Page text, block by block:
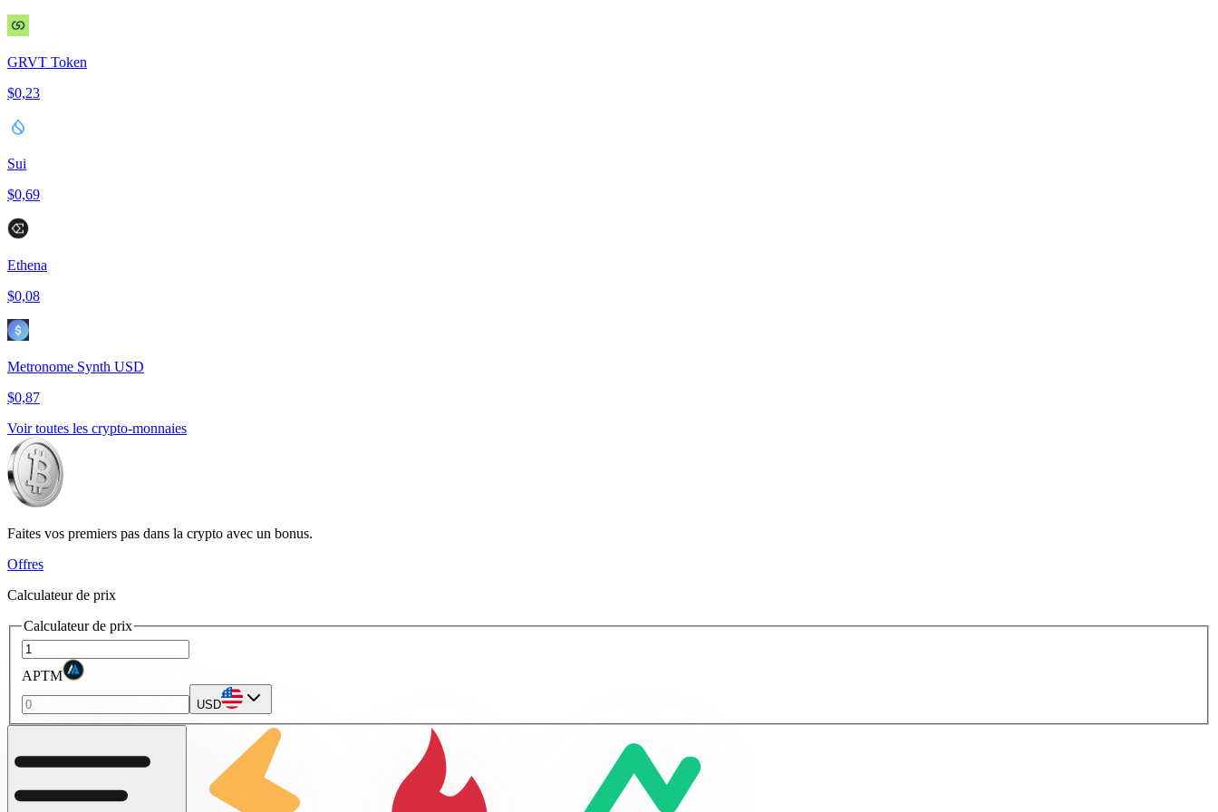
GRVT Token
$0,23
Sui
$0,69
Ethena
$0,08
Metronome Synth USD
$0,87
Voir toutes les crypto-monnaies
Faites vos premiers pas dans la crypto avec un bonus.
Offres
Calculateur de prix
Calculateur de prix
APTM
USD